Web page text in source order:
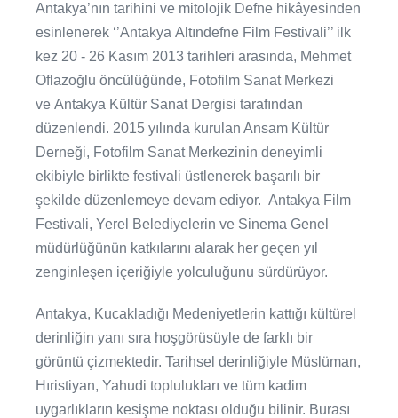
Antakya’nın tarihini ve mitolojik Defne hikâyesinden
esinlenerek ‘’Antakya Altındefne Film Festivali’’ ilk
kez 20 - 26 Kasım 2013 tarihleri arasında, Mehmet
Oflazoğlu öncülüğünde, Fotofilm Sanat Merkezi
ve Antakya Kültür Sanat Dergisi tarafından
düzenlendi. 2015 yılında kurulan Ansam Kültür
Derneği, Fotofilm Sanat Merkezinin deneyimli
ekibiyle birlikte festivali üstlenerek başarılı bir
şekilde düzenlemeye devam ediyor. Antakya Film
Festivali, Yerel Belediyelerin ve Sinema Genel
müdürlüğünün katkılarını alarak her geçen yıl
zenginleşen içeriğiyle yolculuğunu sürdürüyor.
Antakya, Kucakladığı Medeniyetlerin kattığı kültürel
derinliğin yanı sıra hoşgörüsüyle de farklı bir
görüntü çizmektedir. Tarihsel derinliğiyle Müslüman,
Hıristiyan, Yahudi toplulukları ve tüm kadim
uygarlıkların kesişme noktası olduğu bilinir. Burası